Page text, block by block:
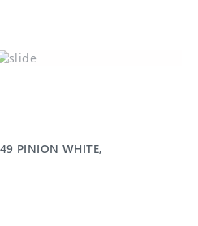
PINION WHITE,